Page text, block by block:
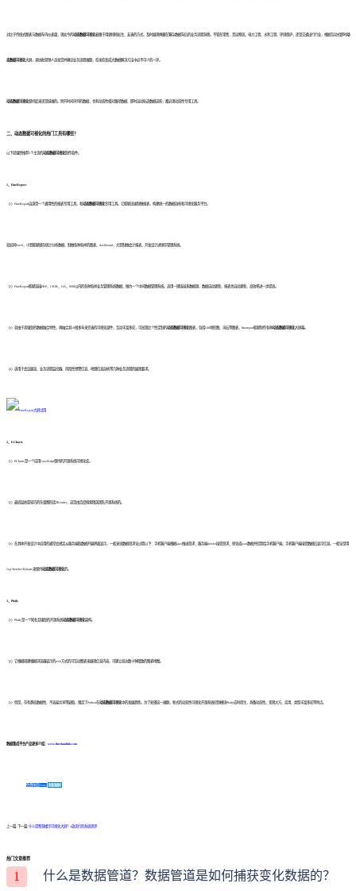
对比于传统式图表与数据车内仪表盘，现如今的动态数据可视化着眼于用更栩栩如生、友善的方式，及时展现掩藏在繁杂数据背后的业务流程洞悉。不管在零售、货运物流、电力工程、水利工程、环境保护，还是交通出行行业，根据互动式即时动
态数据可视化大屏，来协助营销人员发觉并确诊业务流程难题，愈来愈变成大数据解决方法中必不可少的一环。
动态数据可视化保持起来还是挺难的。除开时间序列的数据，也有动态性相对路径数据、即时运动轨迹数据这些，都必须动态性专用工具。
二、 动态数据可视化的热门工具有哪些？
以下就强烈推荐5个主流的动态数据可视化制作软件。
1、FineReport
（1）FineReport自身是一个通用性的报表专用工具，和 动态数据可视化专用工具。它能够迅速制做报表，构建统一的数据剖析和可视化服务平台。
就如同Excel，小到能够储存统计分析数据、制做各种各样的图表、dashboard，大到制做会计报表、开发设计进销存管理系统。
（2）FineReport能够连接ERP、CRM、OA、MIS以内的各种各样业务管理系统数据，做为一个中间数据管理系统。适用一键连接多数据源，数据自动更新，报表也自动更新，高效率进一步提高。
（3）就由于其强劲的数据融合特性，再融合其10很多年来完善的可视化部件，互动丰富多彩，可高宽比个性定制的动态数据可视化图表，包括GIS地形图、词云等图表，finereport能够制作各种动态数据可视化大屏幕。
（4）适用于会议展览、业务流程监控器、风险性预警信息、地理信息剖析等几种业务流程的展现要求。
2、ECharts
（1）ECharts是一个应用JavaScript保持的开源系统可视化库。
（2）最底层依靠轻巧的矢量图形库ZRender，这是由百度搜索精英团队开源系统的。
（3）在具体开发设计中应用的通常会规定从服务端取数据开展界面显示，一般来说数据恳求全过程以下：手机客户端根据ajax推送恳求；服务端Servlet接受恳求；转化成json数据并回到给手机客户端；手机客户端接受数据后显示信息。一般全是用
Jsp+Servlet+Echarts来保持动态数据可视化的。
3、Plotly
（1）Plotly是一个知名且强劲的开源系统动态数据可视化架构。
（2）它根据搭建根据浏览器显示的web方式的可互动图表来展现信息内容，可建立高达数十种精致的图表地图。
（3）但是，存有静态数据性、不容易共享等缺陷，限定了Python在动态数据可视化中的发展趋势。为了处理这一难题，新式的动态性可视化开源系统控制模块Plotly应时而生，具备动态性、美观大方、实用、类型丰富多彩等特点。
数据集成平台产品更多介绍： www.finedatalink.com
免费体验Demo 咨询方案
上一篇: 下一篇: 什么是智慧楼宇可视化大屏？4款流行的系统测评
热门文章推荐
1 什么是数据管道？数据管道是如何捕获变化数据的？